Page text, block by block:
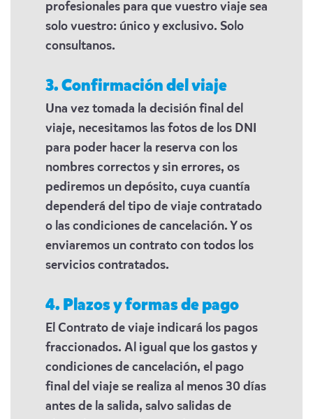
profesionales para que vuestro viaje sea
solo vuestro: único y exclusivo. Solo
consultanos.
3. Confirmación del viaje
Una vez tomada la decisión final del
viaje, necesitamos las fotos de los DNI
para poder hacer la reserva con los
nombres correctos y sin errores, os
pediremos un depósito, cuya cuantía
dependerá del tipo de viaje contratado
o las condiciones de cancelación. Y os
enviaremos un contrato con todos los
servicios contratados.
4. Plazos y formas de pago
El Contrato de viaje indicará los pagos
fraccionados. Al igual que los gastos y
condiciones de cancelación, el pago
final del viaje se realiza al menos 30 días
antes de la salida, salvo salidas de